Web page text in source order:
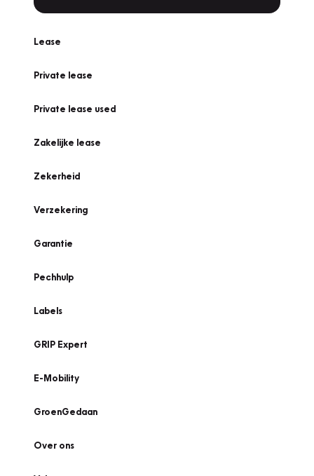
Lease
Private lease
Private lease used
Zakelijke lease
Zekerheid
Verzekering
Garantie
Pechhulp
Labels
GRIP Expert
E-Mobility
GroenGedaan
Over ons